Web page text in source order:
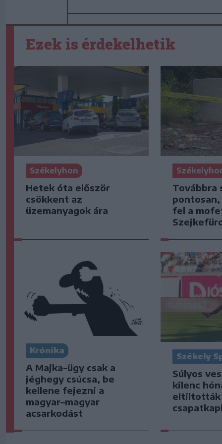
Ezek is érdekelhetik
Székelyhon
Hetek óta először
csökkent az
üzemanyagok ára
Továbbra
fel a
Krónika
A Majka-ügy csak a
jéghegy csúcsa, be
kellene fejezni a
magyar–magyar
acsarkodást
Székely
Súlyos
kilenc
eltiltották